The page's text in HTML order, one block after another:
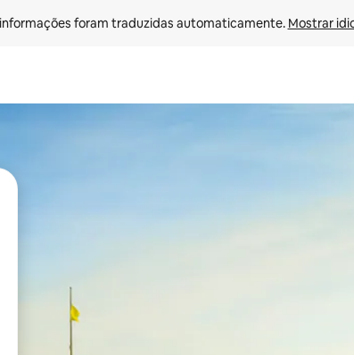
foram traduzidas automaticamente. Mostrar